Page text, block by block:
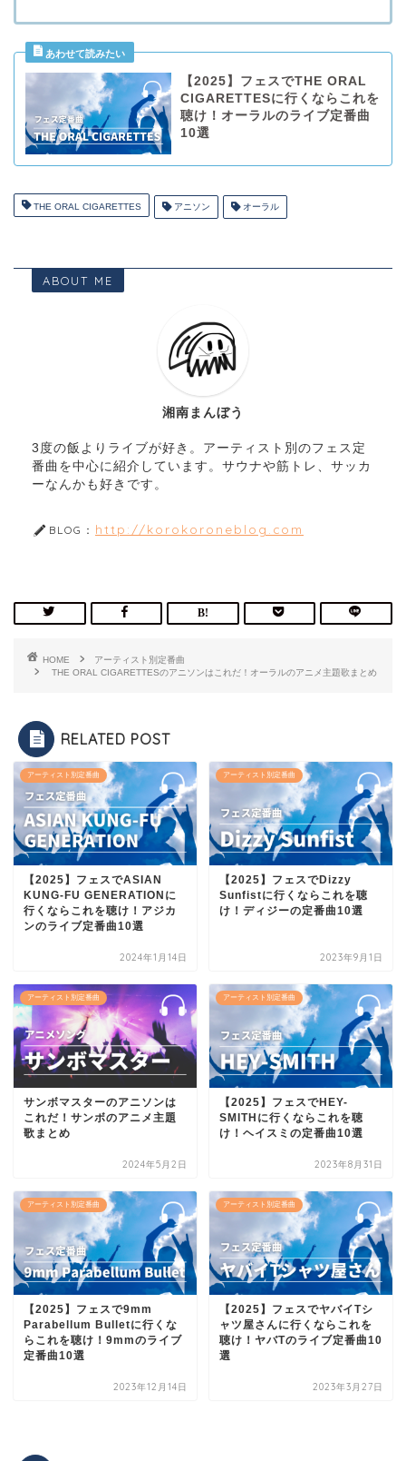
【2025】フェスでTHE ORAL
CIGARETTESに行くならこれを
聴け！オーラルのライブ定番曲
10選
THE ORAL CIGARETTES アニソン オーラル
ABOUT ME
湘南まんぼう
3度の飯よりライブが好き。アーティスト別のフェス定
番曲を中心に紹介しています。サウナや筋トレ、サッカ
ーなんかも好きです。
BLOG： http://korokoroneblog.com
HOME
アーティスト別定番曲
THE ORAL CIGARETTESのアニソンはこれだ！オーラルのアニメ主題歌まとめ
RELATED POST
アーティスト別定番曲
【2025】フェスでASIAN
KUNG-FU GENERATIONに
行くならこれを聴け！アジカ
ンのライブ定番曲10選
2024年1月14日
アーティスト別定番曲
【2025】フェスでDizzy
Sunfistに行くならこれを聴
け！ディジーの定番曲10選
2023年9月1日
アーティスト別定番曲
サンボマスターのアニソンは
これだ！サンボのアニメ主題
歌まとめ
2024年5月2日
アーティスト別定番曲
【2025】フェスでHEY-
SMITHに行くならこれを聴
け！ヘイスミの定番曲10選
2023年8月31日
アーティスト別定番曲
【2025】フェスで9mm
Parabellum Bulletに行くな
らこれを聴け！9mmのライブ
定番曲10選
2023年12月14日
アーティスト別定番曲
【2025】フェスでヤバイTシ
ャツ屋さんに行くならこれを
聴け！ヤバTのライブ定番曲10
選
2023年3月27日